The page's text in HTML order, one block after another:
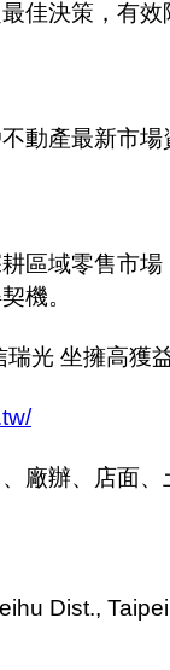
佳決策，有效
動產最新市場
區域零售市場
機。
光 坐擁高獲
廠辦、店面、
Dist.,